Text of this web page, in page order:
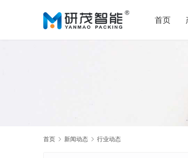
首页
首页 新闻动态 行业动态